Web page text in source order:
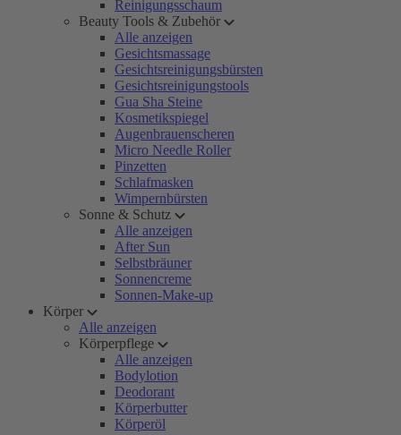
Reinigungsschaum
Beauty Tools & Zubehör
Alle anzeigen
Gesichtsmassage
Gesichtsreinigungsbürsten
Gesichtsreinigungstools
Gua Sha Steine
Kosmetikspiegel
Augenbrauenscheren
Micro Needle Roller
Pinzetten
Schlafmasken
Wimpernbürsten
Sonne & Schutz
Alle anzeigen
After Sun
Selbstbräuner
Sonnencreme
Sonnen-Make-up
Körper
Alle anzeigen
Körperpflege
Alle anzeigen
Bodylotion
Deodorant
Körperbutter
Körperöl